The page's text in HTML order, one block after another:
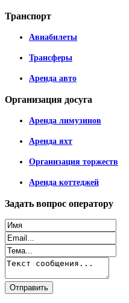
Транспорт
Авиабилеты
Трансферы
Аренда авто
Организация досуга
Аренда лимузинов
Аренда яхт
Организация торжеств
Аренда коттеджей
Задать вопрос оператору